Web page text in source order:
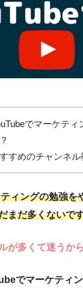
でマーケティ
すめのチャンネル
ィングの勉強を
まだ多くないで
が多くて迷うから
でマーケティ